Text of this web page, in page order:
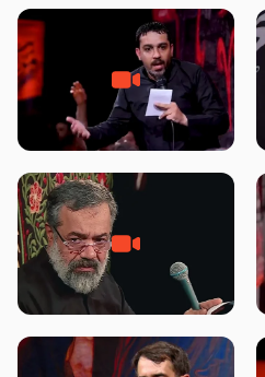
شور ، حسینا! به‌ حق زهرا «أُنْظُرْ
إِلَینا» – عزاداری شب هفتم ماه
مادر منم مثل تو خمیدم – حاج
محمود کریمی – شهادت حضرت
هیئت رایة العباس علیه السلام